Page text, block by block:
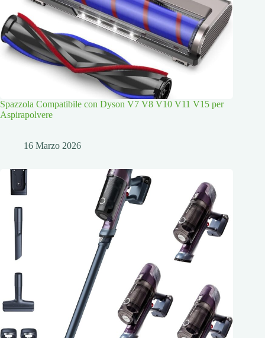
Spazzola Compatibile con Dyson V7 V8 V10 V11 V15 per
Aspirapolvere
16 Marzo 2026